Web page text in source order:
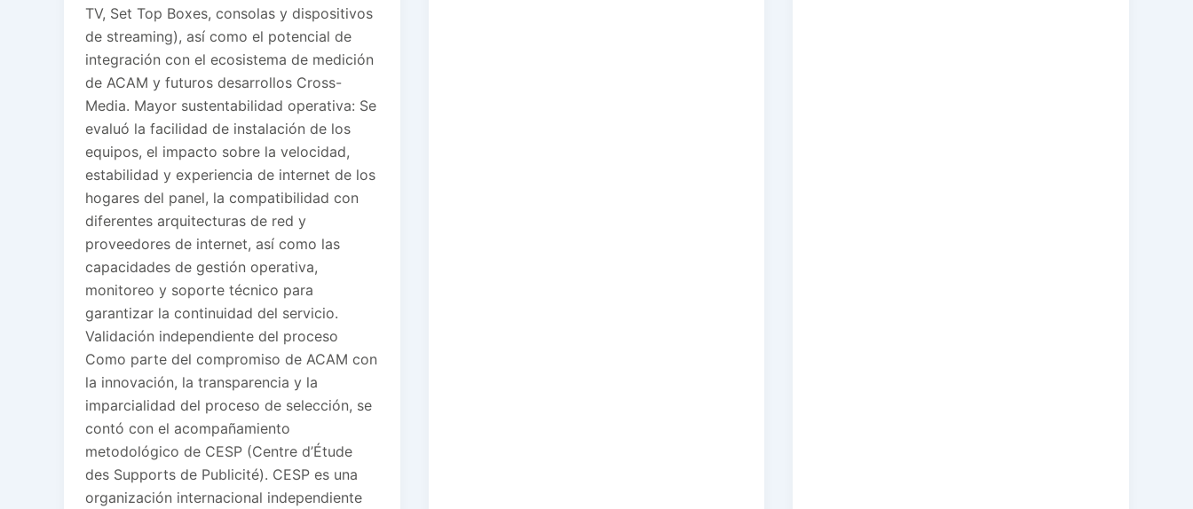
TV, Set Top Boxes, consolas y dispositivos
de streaming), así como el potencial de
integración con el ecosistema de medición
de ACAM y futuros desarrollos Cross-
Media. Mayor sustentabilidad operativa: Se
evaluó la facilidad de instalación de los
equipos, el impacto sobre la velocidad,
estabilidad y experiencia de internet de los
hogares del panel, la compatibilidad con
diferentes arquitecturas de red y
proveedores de internet, así como las
capacidades de gestión operativa,
monitoreo y soporte técnico para
garantizar la continuidad del servicio.
Validación independiente del proceso
Como parte del compromiso de ACAM con
la innovación, la transparencia y la
imparcialidad del proceso de selección, se
contó con el acompañamiento
metodológico de CESP (Centre d’Étude
des Supports de Publicité). CESP es una
organización internacional independiente